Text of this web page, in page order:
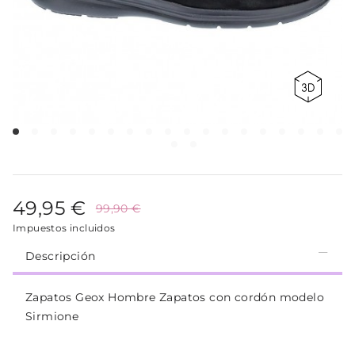
49,95 € 99,90 €
Impuestos incluidos
Descripción
Zapatos Geox Hombre Zapatos con cordón modelo
Sirmione